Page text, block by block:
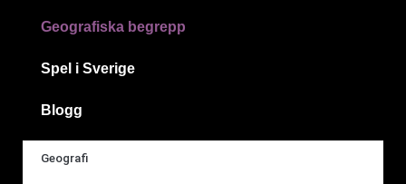
Geografiska begrepp
Spel i Sverige
Blogg
Geografi